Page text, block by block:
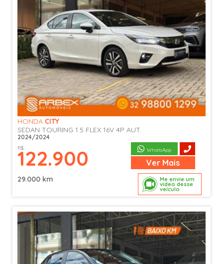
Me envie um
vídeo desse
veículo
HONDA CITY
SEDAN TOURING 1.5 FLEX 16V 4P AUT.
2024/2024
R$
122.900 WhatsApp
Ver Mais
29.000 km